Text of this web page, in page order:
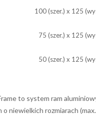
100 (szer.) x 125
75 (szer.) x 125
50 (szer.) x 125
to system ram
niewielkich rozmiarach